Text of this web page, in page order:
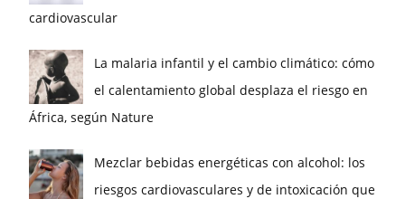
cardiovascular
La malaria infantil y el cambio climático: cómo
el calentamiento global desplaza el riesgo en
África, según Nature
Mezclar bebidas energéticas con alcohol: los
riesgos cardiovasculares y de intoxicación que